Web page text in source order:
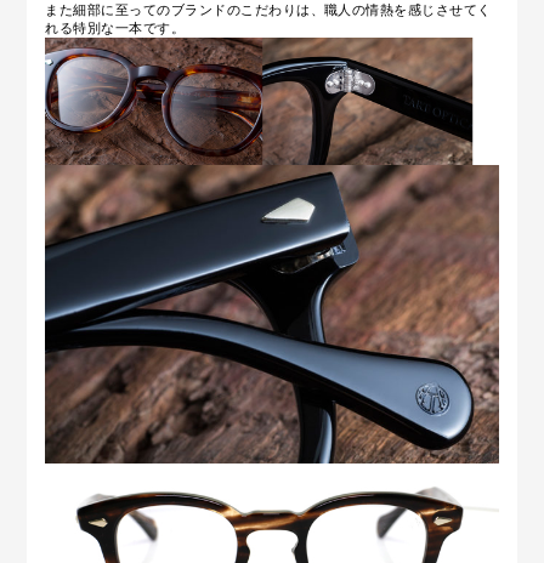
また細部に至ってのブランドのこだわりは、職人の情熱を感じさせてく
れる特別な一本です。